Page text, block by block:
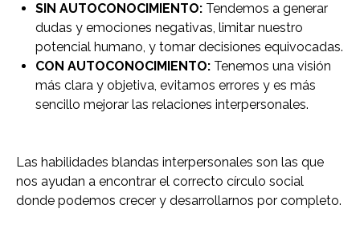
SIN AUTOCONOCIMIENTO: Tendemos a generar
dudas y emociones negativas, limitar nuestro
potencial humano, y tomar decisiones equivocadas.
CON AUTOCONOCIMIENTO: Tenemos una visión
más clara y objetiva, evitamos errores y es más
sencillo mejorar las relaciones interpersonales.
Las habilidades blandas interpersonales son las que
nos ayudan a encontrar el correcto círculo social
donde podemos crecer y desarrollarnos por completo.